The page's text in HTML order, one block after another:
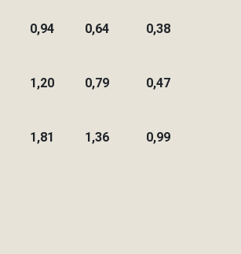
0,94 0,64 0,38
1,20 0,79 0,47
1,81 1,36 0,99